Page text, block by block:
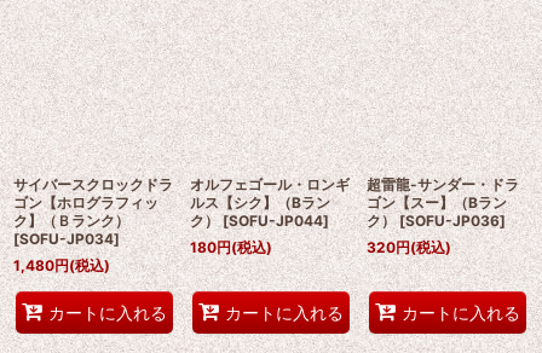
並び順:
絞り込む
サイバースクロックドラ
ゴン【ホログラフィッ
ク】（Ｂランク）
[SOFU-JP034]
1,480円(税込)
カートに入れる
オルフェゴール・ロンギ
ルス【シク】（Bラン
ク） [SOFU-JP044]
180円(税込)
カートに入れる
超雷龍-サンダー・ドラ
ゴン【スー】（Bラン
ク） [SOFU-JP036]
320円(税込)
カートに入れる